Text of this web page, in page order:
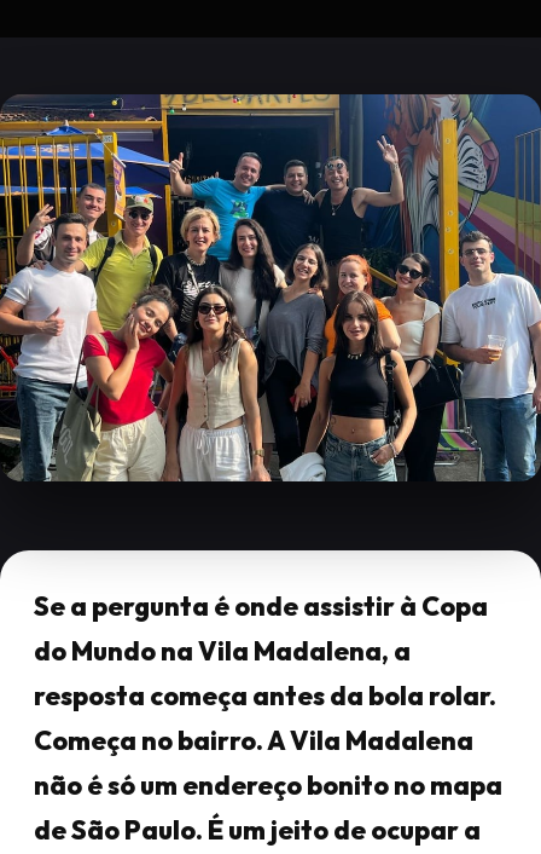
Se a pergunta é onde assistir à Copa
do Mundo na Vila Madalena, a
resposta começa antes da bola rolar.
Começa no bairro. A Vila Madalena
não é só um endereço bonito no mapa
de São Paulo. É um jeito de ocupar a